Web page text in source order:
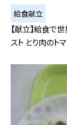
給食献立
【献立】給食で
スト とり肉のト